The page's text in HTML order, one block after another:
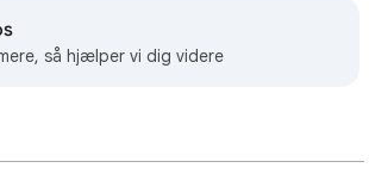
så hjælper vi dig videre